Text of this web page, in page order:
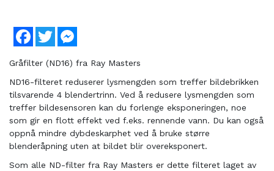
Facebook
Twitter
Gråfilter (ND16) fra Ray Masters
ND16-filteret reduserer lysmengden som treffer bildebrikken
tilsvarende 4 blendertrinn. Ved å redusere lysmengden som
treffer bildesensoren kan du forlenge eksponeringen, noe
som gir en flott effekt ved f.eks. rennende vann. Du kan også
oppnå mindre dybdeskarphet ved å bruke større
blenderåpning uten at bildet blir overeksponert.
Som alle ND-filter fra Ray Masters er dette filteret laget av